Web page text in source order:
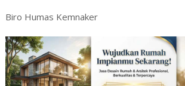
Biro Humas Kemnaker